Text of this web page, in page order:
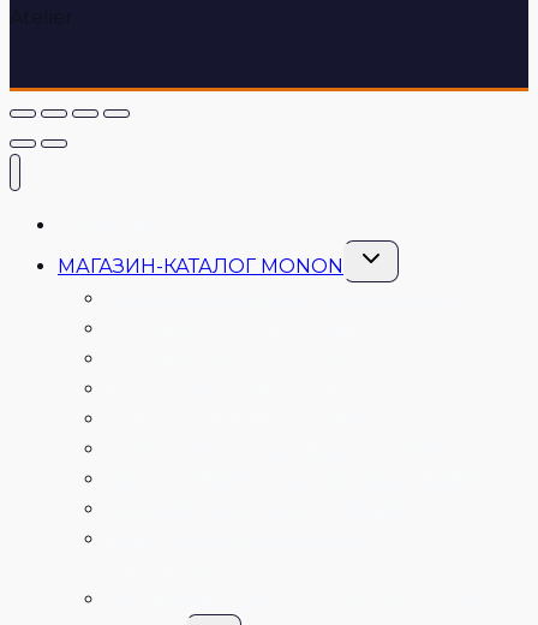
МАГАЗИН-КАТАЛОГ MONON
Переключить
дочернее